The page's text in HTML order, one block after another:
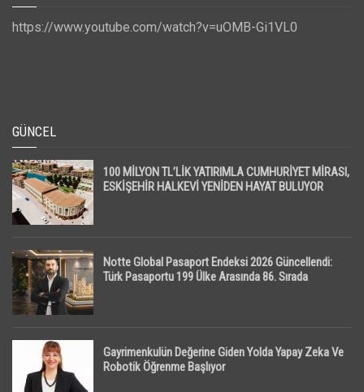
https://www.youtube.com/watch?v=uOMB-Gi1VL0
GÜNCEL
100 MİLYON TL’LİK YATIRIMLA CUMHURİYET MİRASI,
ESKİŞEHİR HALKEVİ YENİDEN HAYAT BULUYOR
Notte Global Pasaport Endeksi 2026 Güncellendi:
Türk Pasaportu 199 Ülke Arasında 86. Sırada
Gayrimenkulün Değerine Giden Yolda Yapay Zeka Ve
Robotik Öğrenme Başlıyor